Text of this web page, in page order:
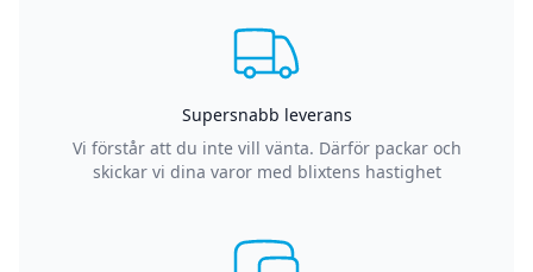
Supersnabb leverans
Vi förstår att du inte vill vänta. Därför packar och
skickar vi dina varor med blixtens hastighet